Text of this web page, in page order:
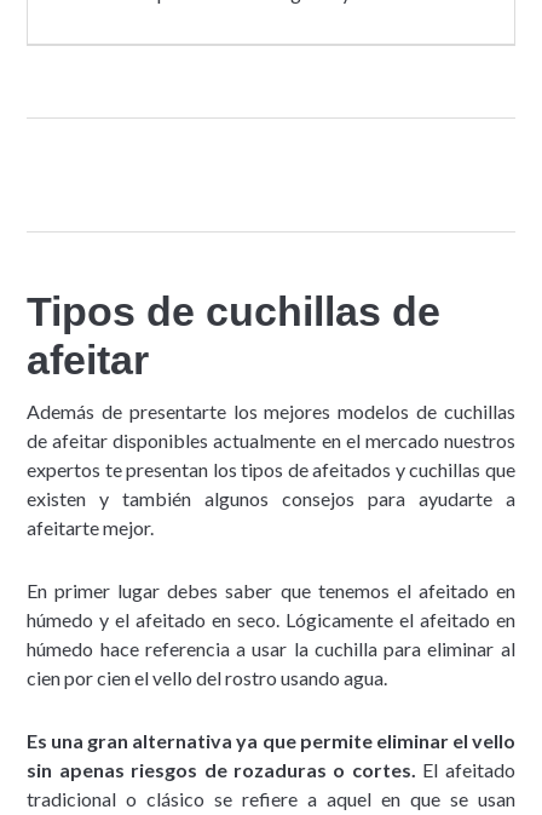
Tipos de cuchillas de
afeitar
Además de presentarte los mejores modelos de cuchillas
de afeitar disponibles actualmente en el mercado nuestros
expertos te presentan los tipos de afeitados y cuchillas que
existen y también algunos consejos para ayudarte a
afeitarte mejor.
En primer lugar debes saber que tenemos el afeitado en
húmedo y el afeitado en seco. Lógicamente el afeitado en
húmedo hace referencia a usar la cuchilla para eliminar al
cien por cien el vello del rostro usando agua.
Es una gran alternativa ya que permite eliminar el vello
sin apenas riesgos de rozaduras o cortes. El afeitado
tradicional o clásico se refiere a aquel en que se usan